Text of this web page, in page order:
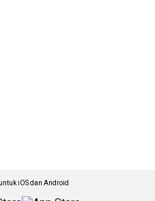
iOS dan Android